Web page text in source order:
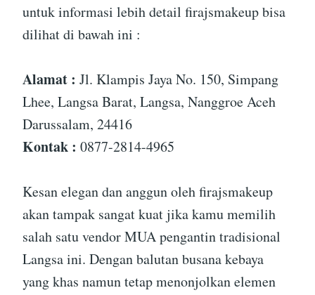
untuk informasi lebih detail firajsmakeup bisa
dilihat di bawah ini :
Alamat : Jl. Klampis Jaya No. 150, Simpang
Lhee, Langsa Barat, Langsa, Nanggroe Aceh
Darussalam, 24416
Kontak : 0877-2814-4965
Kesan elegan dan anggun oleh firajsmakeup
akan tampak sangat kuat jika kamu memilih
salah satu vendor MUA pengantin tradisional
Langsa ini. Dengan balutan busana kebaya
yang khas namun tetap menonjolkan elemen